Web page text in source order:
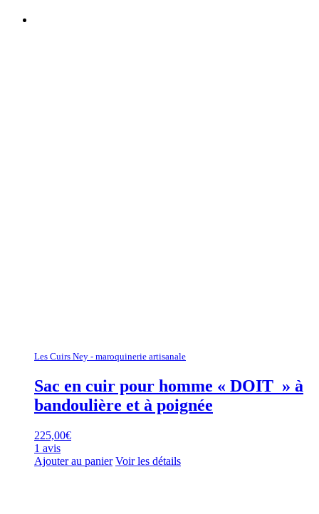
Les Cuirs Ney - maroquinerie artisanale
Sac en cuir pour homme « DOIT » à
bandoulière et à poignée
225,00€
1 avis
Ajouter au panier Voir les détails